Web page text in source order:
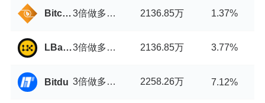
Bitcointry 3倍做多小市值山寨币指数币/USDT 2136.85万 1.37%
LBank 3倍做多小市值山寨币指数币/USDT 2136.85万 3.77%
Bitdu 3倍做多小市值山寨币指数币/USDT 2258.26万 7.12%